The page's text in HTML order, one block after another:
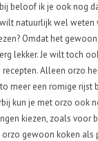
beloof ik je ook nog
natuurlijk wel weten
Omdat het
lekker. Je wilt toch
recepten. Alleen orzo
meer een romige rijst
kun je met orzo ook
kiezen, zoals voor
gewoon koken als